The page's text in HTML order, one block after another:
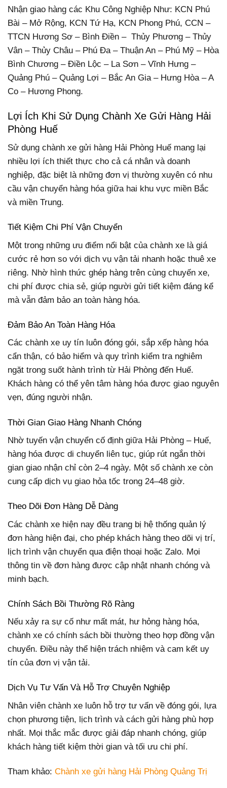
Nhận giao hàng các Khu Công Nghiệp Như: KCN Phú
Bài – Mở Rộng, KCN Tứ Hạ, KCN Phong Phú, CCN –
TTCN Hương Sơ – Bình Điền – Thủy Phương – Thủy
Vân – Thủy Châu – Phú Đa – Thuận An – Phú Mỹ – Hòa
Bình Chương – Điền Lộc – La Sơn – Vĩnh Hưng –
Quảng Phú – Quảng Lợi – Bắc An Gia – Hưng Hòa – A
Co – Hương Phong.
Lợi Ích Khi Sử Dụng Chành Xe Gửi Hàng Hải
Phòng Huế
Sử dụng chành xe gửi hàng Hải Phòng Huế mang lại
nhiều lợi ích thiết thực cho cả cá nhân và doanh
nghiệp, đặc biệt là những đơn vị thường xuyên có nhu
cầu vận chuyển hàng hóa giữa hai khu vực miền Bắc
và miền Trung.
Tiết Kiệm Chi Phí Vận Chuyển
Một trong những ưu điểm nổi bật của chành xe là giá
cước rẻ hơn so với dịch vụ vận tải nhanh hoặc thuê xe
riêng. Nhờ hình thức ghép hàng trên cùng chuyến xe,
chi phí được chia sẻ, giúp người gửi tiết kiệm đáng kể
mà vẫn đảm bảo an toàn hàng hóa.
Đảm Bảo An Toàn Hàng Hóa
Các chành xe uy tín luôn đóng gói, sắp xếp hàng hóa
cẩn thận, có bảo hiểm và quy trình kiểm tra nghiêm
ngặt trong suốt hành trình từ Hải Phòng đến Huế.
Khách hàng có thể yên tâm hàng hóa được giao nguyên
vẹn, đúng người nhận.
Thời Gian Giao Hàng Nhanh Chóng
Nhờ tuyến vận chuyển cố định giữa Hải Phòng – Huế,
hàng hóa được di chuyển liên tục, giúp rút ngắn thời
gian giao nhận chỉ còn 2–4 ngày. Một số chành xe còn
cung cấp dịch vụ giao hỏa tốc trong 24–48 giờ.
Theo Dõi Đơn Hàng Dễ Dàng
Các chành xe hiện nay đều trang bị hệ thống quản lý
đơn hàng hiện đại, cho phép khách hàng theo dõi vị trí,
lịch trình vận chuyển qua điện thoại hoặc Zalo. Mọi
thông tin về đơn hàng được cập nhật nhanh chóng và
minh bạch.
Chính Sách Bồi Thường Rõ Ràng
Nếu xảy ra sự cố như mất mát, hư hỏng hàng hóa,
chành xe có chính sách bồi thường theo hợp đồng vận
chuyển. Điều này thể hiện trách nhiệm và cam kết uy
tín của đơn vị vận tải.
Dịch Vụ Tư Vấn Và Hỗ Trợ Chuyên Nghiệp
Nhân viên chành xe luôn hỗ trợ tư vấn về đóng gói, lựa
chọn phương tiện, lịch trình và cách gửi hàng phù hợp
nhất. Mọi thắc mắc được giải đáp nhanh chóng, giúp
khách hàng tiết kiệm thời gian và tối ưu chi phí.
Tham khảo: Chành xe gửi hàng Hải Phòng Quảng Trị